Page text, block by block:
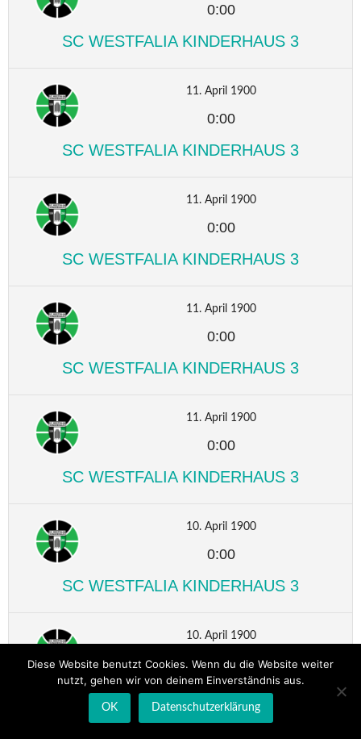
0:00
SC WESTFALIA KINDERHAUS 3
11. April 1900
0:00
SC WESTFALIA KINDERHAUS 3
11. April 1900
0:00
SC WESTFALIA KINDERHAUS 3
11. April 1900
0:00
SC WESTFALIA KINDERHAUS 3
11. April 1900
0:00
SC WESTFALIA KINDERHAUS 3
10. April 1900
0:00
SC WESTFALIA KINDERHAUS 3
10. April 1900
0:00
SC WESTFALIA KINDERHAUS 3
Diese Website benutzt Cookies. Wenn du die Website weiter
nutzt, gehen wir von deinem Einverständnis aus.
OK Datenschutzerklärung